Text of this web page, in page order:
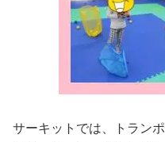
サーキットでは、トラン